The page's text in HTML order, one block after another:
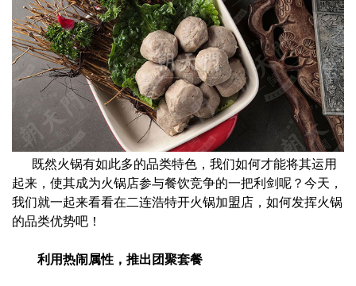
既然火锅有如此多的品类特色，我们如何才能将其运用
起来，使其成为火锅店参与餐饮竞争的一把利剑呢？今天，
我们就一起来看看在二连浩特开火锅加盟店，如何发挥火锅
的品类优势吧！
利用热闹属性，推出团聚套餐